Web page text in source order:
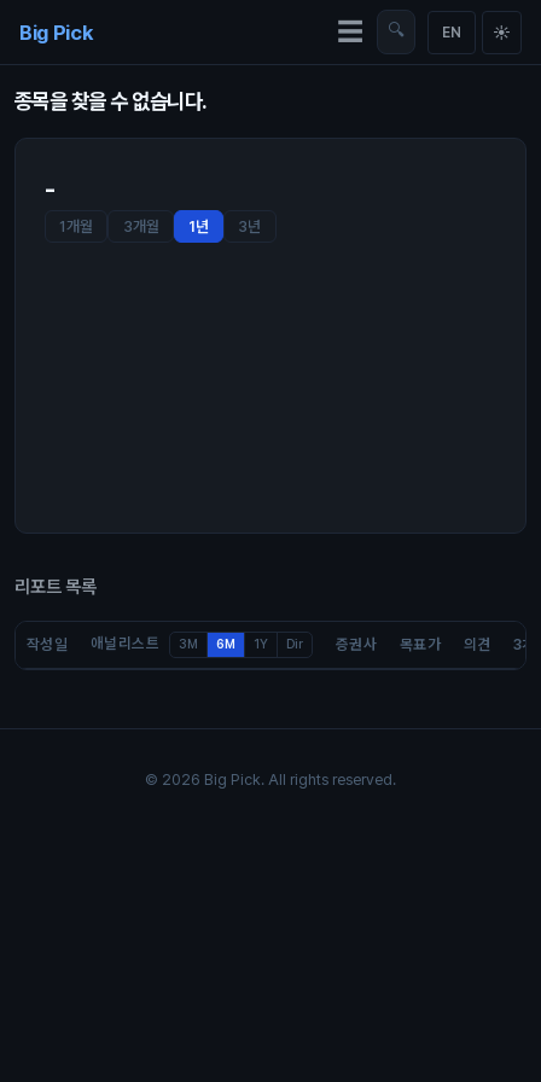
Big Pick ☰ 🔍 EN ☀
종목을 찾을 수 없습니다.
-
1개월 3개월 1년 3년
리포트 목록
작성일 애널리스트 3M 6M 1Y Dir 증권사 목표가 의견 3개
© 2026 Big Pick. All rights reserved.